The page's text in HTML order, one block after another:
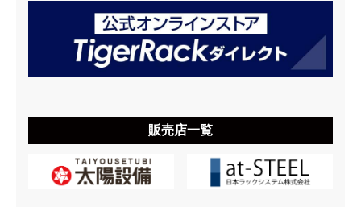
販売店一覧